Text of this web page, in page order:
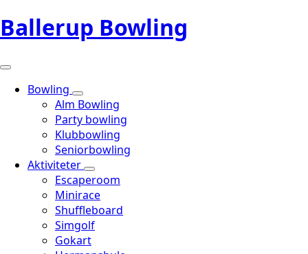
Ballerup Bowling
Bowling
Alm Bowling
Party bowling
Klubbowling
Seniorbowling
Aktiviteter
Escaperoom
Minirace
Shuffleboard
Simgolf
Gokart